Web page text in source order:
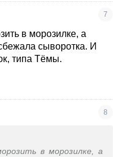
7
в морозилке, а
сыворотка. И
типа Тёмы.
8
в морозилке, а